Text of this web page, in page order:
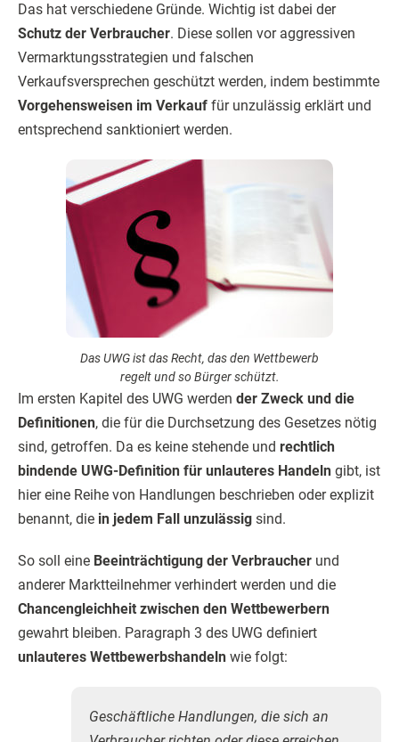
Das hat verschiedene Gründe. Wichtig ist dabei der
Schutz der Verbraucher. Diese sollen vor aggressiven
Vermarktungsstrategien und falschen
Verkaufsversprechen geschützt werden, indem bestimmte
Vorgehensweisen im Verkauf für unzulässig erklärt und
entsprechend sanktioniert werden.
Das UWG ist das Recht, das den Wettbewerb
regelt und so Bürger schützt.
Im ersten Kapitel des UWG werden der Zweck und die
Definitionen, die für die Durchsetzung des Gesetzes nötig
sind, getroffen. Da es keine stehende und rechtlich
bindende UWG-Definition für unlauteres Handeln gibt, ist
hier eine Reihe von Handlungen beschrieben oder explizit
benannt, die in jedem Fall unzulässig sind.
So soll eine Beeinträchtigung der Verbraucher und
anderer Marktteilnehmer verhindert werden und die
Chancengleichheit zwischen den Wettbewerbern
gewahrt bleiben. Paragraph 3 des UWG definiert
unlauteres Wettbewerbshandeln wie folgt:
Geschäftliche Handlungen, die sich an